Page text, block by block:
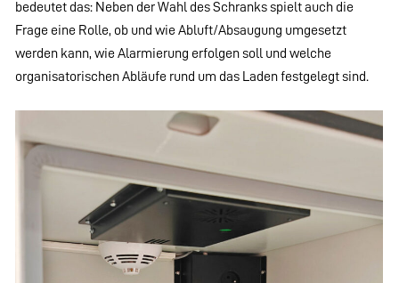
bedeutet das: Neben der Wahl des Schranks spielt auch die
Frage eine Rolle, ob und wie Abluft/Absaugung umgesetzt
werden kann, wie Alarmierung erfolgen soll und welche
organisatorischen Abläufe rund um das Laden festgelegt sind.